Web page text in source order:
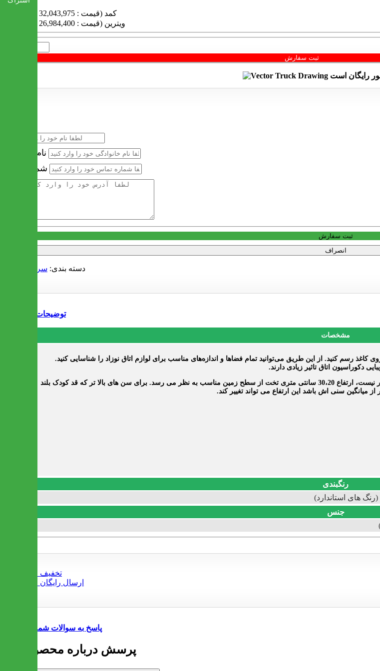
کمد (قیمت : 32,043,975 تومان)
ویترین (قیمت : 26,984,400 تومان)
ثبت سفارش
رایگان است
نام خانوادگی
شماره تماس
ثبت سفارش
انصراف
دسته بندی: سرویس کودک
توضیحات
مشخصات
رسم کنید. از این طریق می‌توانید تمام فضاها و اندازه‌های مناسب برای لوازم اتاق نوزاد را شناسایی کنید.
دکوراسیون اتاق تاثیر زیادی دارند.
تختخواب یک نوزاد و شیرخوار باید لبه های بلندی داشته باشد. البته اگر کودک شما شیرخوار نیست، ارتفاع 30،20 سانتی متری تخت از سطح زمین مناسب به نظر می رسد. برای سن های بالا تر که قد کودک بلند
رنگبندی
های استاندارد)
جنس
پاسخ به سوالات شما
1 پرسش درباره محصول